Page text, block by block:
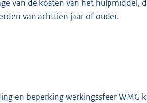
van de kosten van het hulpmiddel,
van achttien jaar of ouder.
en beperking werkingssfeer WMG